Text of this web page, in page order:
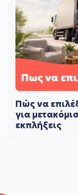
Πώς να
για
εκπλήξεις